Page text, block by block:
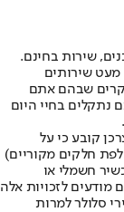
שירות בחינם.
מעט שירותים
שבהם אתם
נתקלים בחיי היום
קובע כי על
חלקים מקוריים)
חשמלי או
רבים אינם מודעים לזכויות אלה
סלולר למרות